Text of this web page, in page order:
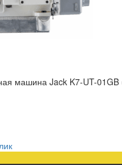
машина Jack K7-UT-